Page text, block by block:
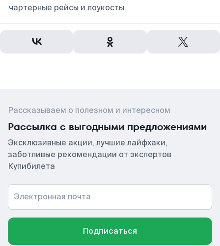
чартерные рейсы и лоукосты.
Рассказываем о полезном и интересном
Рассылка с выгодными предложениями
Эксклюзивные акции, лучшие лайфхаки,
заботливые рекомендации от экспертов
Купибилета
Электронная почта
Подписаться